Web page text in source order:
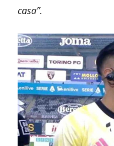
casa”.